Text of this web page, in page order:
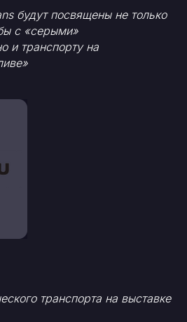
будут посвящены не только
с «серыми»
и транспорту на
транспорта на выставке